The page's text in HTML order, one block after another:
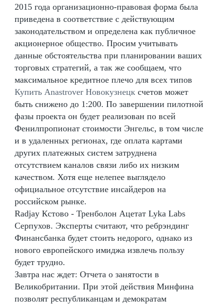
2015 года организационно-правовая форма была
приведена в соответствие с действующим
законодательством и определена как публичное
акционерное общество. Просим учитывать
данные обстоятельства при планировании ваших
торговых стратегий, а так же сообщаем, что
максимальное кредитное плечо для всех типов
Купить Anastrover Новокузнецк счетов может
быть снижено до 1:200. По завершении пилотной
фазы проекта он будет реализован по всей
Фенилпропионат стоимости Энгельс, в том числе
и в удаленных регионах, где оплата картами
других платежных систем затруднена
отсутствием каналов связи либо их низким
качеством. Хотя еще нелепее выглядело
официальное отсутствие инсайдеров на
российском рынке.
Radjay Кстово - Тренболон Ацетат Lyka Labs
Серпухов. Эксперты считают, что ребрэндинг
Финансбанка будет стоить недорого, однако из
нового европейского имиджа извлечь пользу
будет трудно.
Завтра нас ждет: Отчета о занятости в
Великобритании. При этой действия Минфина
позволят республиканцам и демократам